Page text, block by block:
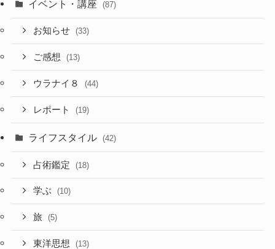
イベント・講座 (87)
お知らせ (33)
ご感想 (13)
ウラナイ８ (44)
レポート (19)
ライフスタイル (42)
占術鑑定 (18)
学ぶ (10)
旅 (5)
東洋思想 (13)